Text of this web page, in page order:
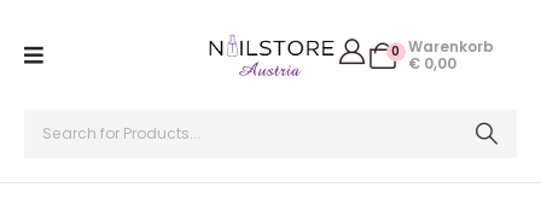
0 Warenkorb
€ 0,00